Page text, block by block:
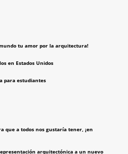
tu amor por la arquitectura!
en Estados Unidos
para estudiantes
que a todos nos gustaría tener, ¡en
arquitectónica a un nuevo